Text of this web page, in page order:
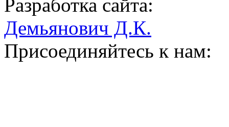
Разработка сайта:
Демьянович Д.К.
Присоединяйтесь к нам: